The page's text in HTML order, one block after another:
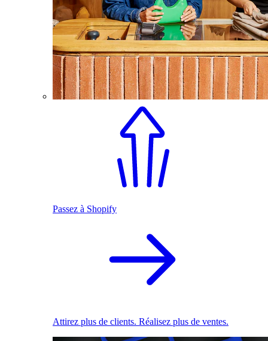
Passez à Shopify
Attirez plus de clients. Réalisez plus de ventes.